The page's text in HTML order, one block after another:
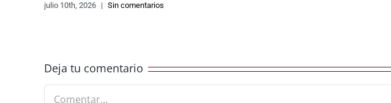
julio 10th, 2026 | Sin comentarios
Deja tu comentario